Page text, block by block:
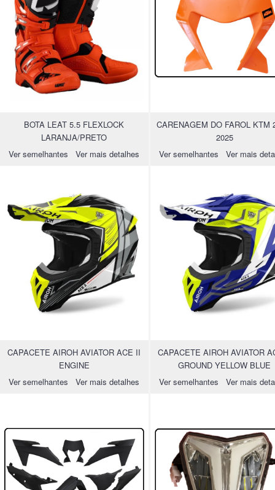
BOTA LEAT 5.5 FLEXLOCK
LARANJA/PRETO
Ver semelhantes
Ver mais detalhes
CARENAGEM DO FAROL KTM
2025
Ver semelhantes
Ver mais
CAPACETE AIROH AVIATOR ACE II
ENGINE
Ver semelhantes
Ver mais detalhes
CAPACETE AIROH AVIATOR
GROUND YELLOW BLUE
Ver semelhantes
Ver mais